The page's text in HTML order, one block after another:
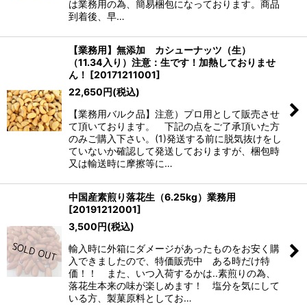
は業務用の為、簡易梱包になっております。商品
到着後、早…
【業務用】無添加 カシューナッツ（生）
（11.34入り）注意：生です！加熱しておりませ
ん！
[20171211001]
22,650 円(税込)
【業務用バルク品】注意）プロ用として販売させ
て頂いております。 下記の点をご了承頂いた方
のみご購入下さい。(1)発送する前に脱気抜けをし
ていないか確認して発送しておりますが、梱包時
又は輸送時に摩擦等に…
中国産素煎り落花生（6.25kg）業務用
[20191212001]
3,500 円(税込)
輸入時に外箱にダメージがあったものをお安く購
入できましたので、特価販売中 ある時だけ特
価！！ また、いつ入荷するかは..素煎りの為、
落花生本来の味が楽しめます！ 塩分を気にして
いる方、製菓原料としてお…